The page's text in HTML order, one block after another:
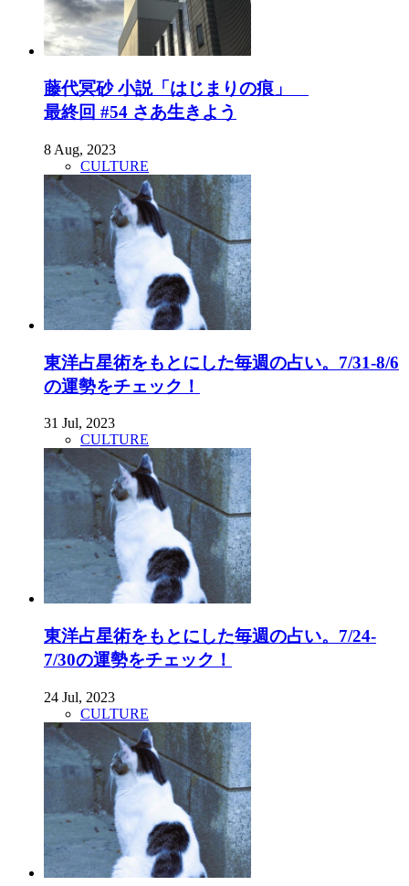
藤代冥砂 小説「はじまりの痕」
最終回 #54 さあ生きよう
8 Aug, 2023
CULTURE
東洋占星術をもとにした毎週の占い。7/31-8/6
の運勢をチェック！
31 Jul, 2023
CULTURE
東洋占星術をもとにした毎週の占い。7/24-
7/30の運勢をチェック！
24 Jul, 2023
CULTURE